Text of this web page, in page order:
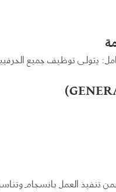
يتولى توظيف جميع
تنفيذ العمل بانسجام